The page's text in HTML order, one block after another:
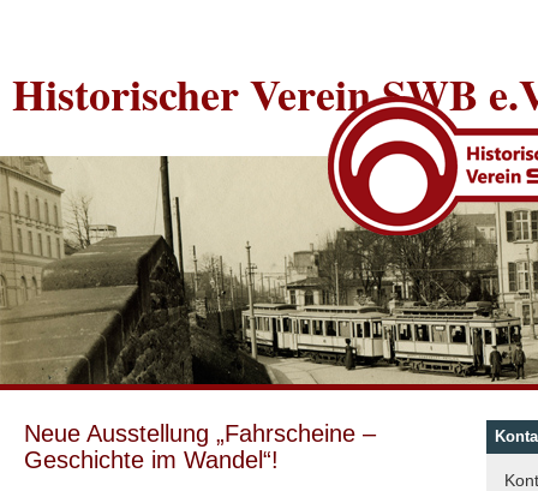
Historischer Verein SWB
Neue Ausstellung „Fahrscheine –
Geschichte im Wandel“!